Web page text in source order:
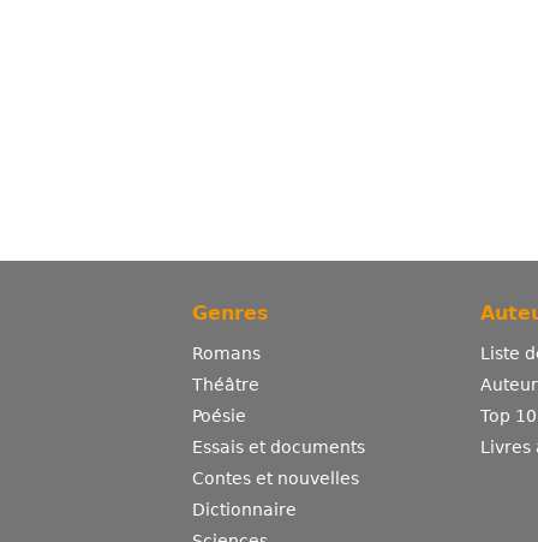
Genres
Romans
Théâtre
Poésie
Essais et documents
Contes et nouvelles
Dictionnaire
Liste
Top
Livres